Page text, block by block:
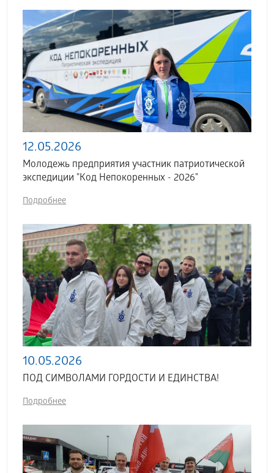
12.05.2026
Молодежь предприятия участник патриотической
экспедиции "Код Непокоренных - 2026"
Подробнее
10.05.2026
ПОД СИМВОЛАМИ ГОРДОСТИ И ЕДИНСТВА!
Подробнее